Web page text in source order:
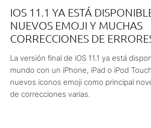
IOS 11.1 YA ESTÁ
NUEVOS EMOJI Y MUCHAS
CORRECCIONES DE
La versión final de iOS 11.1 ya está
mundo con un iPhone, iPad o iPod
nuevos iconos emoji como principal
de correcciones varias.